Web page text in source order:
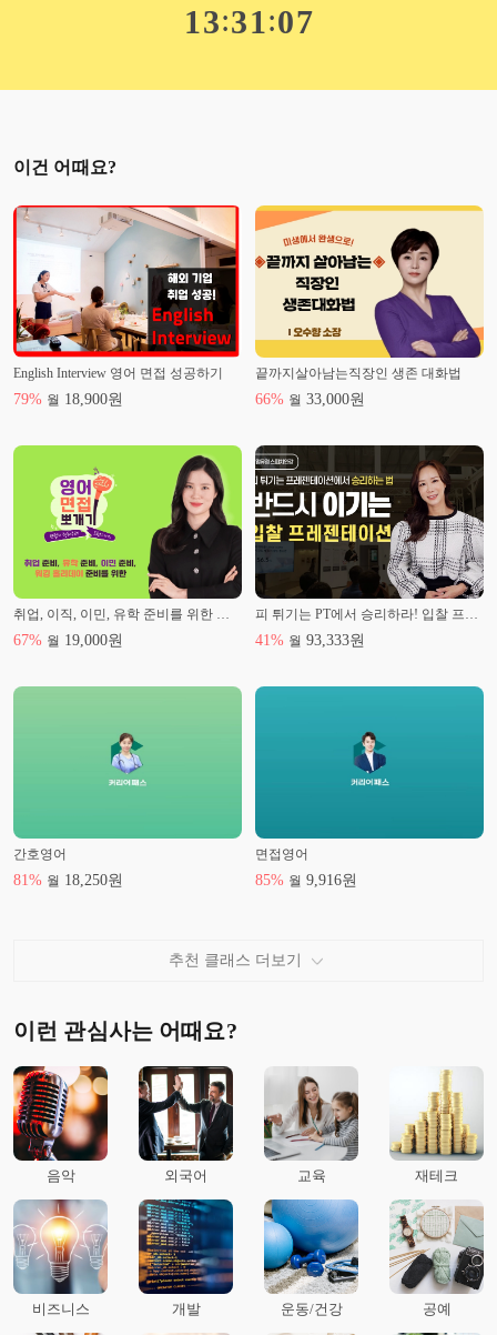
13:31:05
이건 어때요?
English Interview 영어 면접 성공하기
79% 월 18,900원
끝까지살아남는직장인 생존 대화법
66% 월 33,000원
67% 월 19,000원 41% 월 93,333원
간호영어
81% 월 18,250원
면접영어
85% 월 9,916원
추천 클래스 더보기
이런 관심사는 어때요?
음악 외국어 교육 재테크
비즈니스 개발 운동/건강 공예